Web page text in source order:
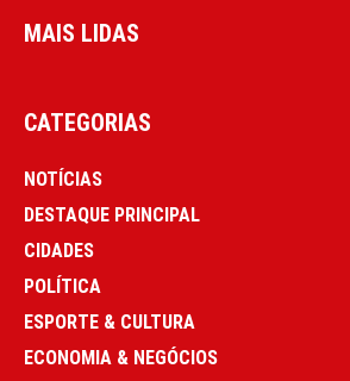
MAIS LIDAS
CATEGORIAS
NOTÍCIAS
DESTAQUE PRINCIPAL
CIDADES
POLÍTICA
ESPORTE & CULTURA
ECONOMIA & NEGÓCIOS